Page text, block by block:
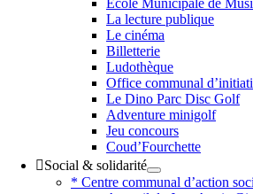
Ecole Municipale de
La lecture publique
Le cinéma
Billetterie
Ludothèque
Office communal
Le Dino Parc Disc Golf
Adventure minigolf
Jeu concours
Coud’Fourchette
Social & solidarité
* Centre communal d’action